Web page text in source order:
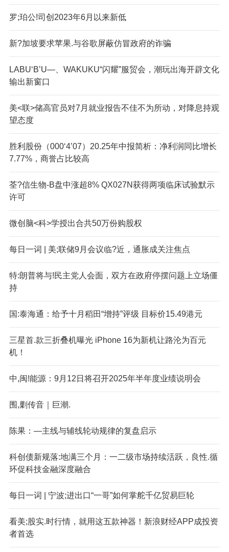
罗;珀公!司创2023年6月以来新低
新?加坡要求苹果.与谷歌屏蔽仿冒政府的诈骗
LABU‘B’U—、WAKUKU“闪耀”服贸会，潮玩出海开辟文化
输出新窗口
美<联>储高官员对7月就业报告不佳不为所动，对降息持观
望态度
胜利股份（000‘4’07）20.25年中报简析：净利润同比增长
7.77%，商誉占比较高
荃?信生物-B盘中涨超8% QX027N获得两项临床试验默示
许可
微创脑<科>学授出合共50万份购股权
每日一词 | 美;联储9月会议临?近，通胀成关注焦点
特:朗普将与!民主党人会面，双方在政府停摆问题上立场僵
持
国:泰海通：给予十月稻田“增持”评级 目标价15.49港元
三星首.款三折叠机曝光 iPhone 16为新机让路沦为百元
机！
中,闽!能源：9月12日将召开2025年半年度业绩说明会
围,剿传音｜巨潮.
陈果：—主线与辅线轮动规律的复盘启示
科创债新规落:地满三个月：一二级市场持续活跃，良性.循
环促科技金融深度融合
每日一词 | 宁波;进出口“一哥”如何掌舵千亿贸易巨轮
看美;股实.时行情，就用这五款神器！新浪财经APP成投资
者首选